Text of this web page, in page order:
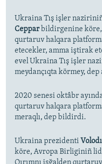
Ukraina Tış işler
Ceppar bildirgenine köre,
qurtaruv halqara
etecekler, amma iştirak
evel Ukraina Tış işler
meydançıqta körmey, dep
2020 senesi oktâbr
qurtaruv halqara
meraqlı, dep bildirdi.
Ukraina prezidenti
köre, Avropa Birliginiñ